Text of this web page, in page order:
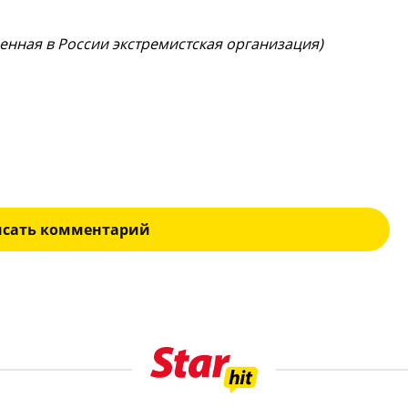
в России экстремистская организация)
комментарий